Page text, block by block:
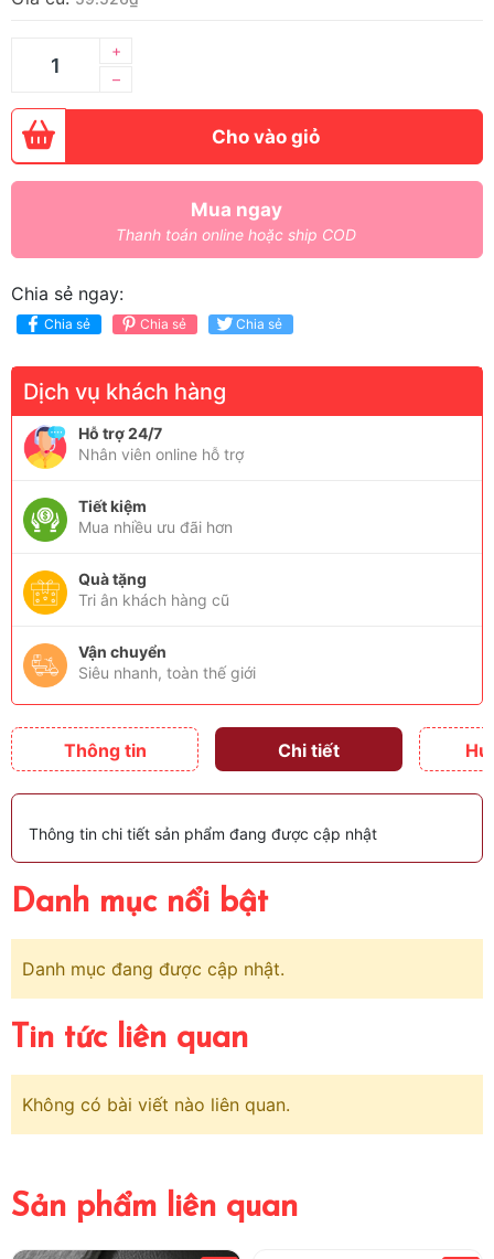
–
+
Cho vào giỏ
Mua ngay
Thanh toán online hoặc ship COD
Chia sẻ ngay:
Chia sẻ Chia sẻ Chia sẻ
Dịch vụ khách hàng
Hỗ trợ 24/7
Nhân viên online hỗ trợ
Tiết kiệm
Mua nhiều ưu đãi hơn
Quà tặng
Tri ân khách hàng cũ
Vận chuyển
Siêu nhanh, toàn thế giới
Thông tin Chi tiết
Thông tin chi tiết sản phẩm đang được cập nhật
Danh mục nổi bật
Danh mục đang được cập nhật.
Tin tức liên quan
Không có bài viết nào liên quan.
Sản phẩm liên quan